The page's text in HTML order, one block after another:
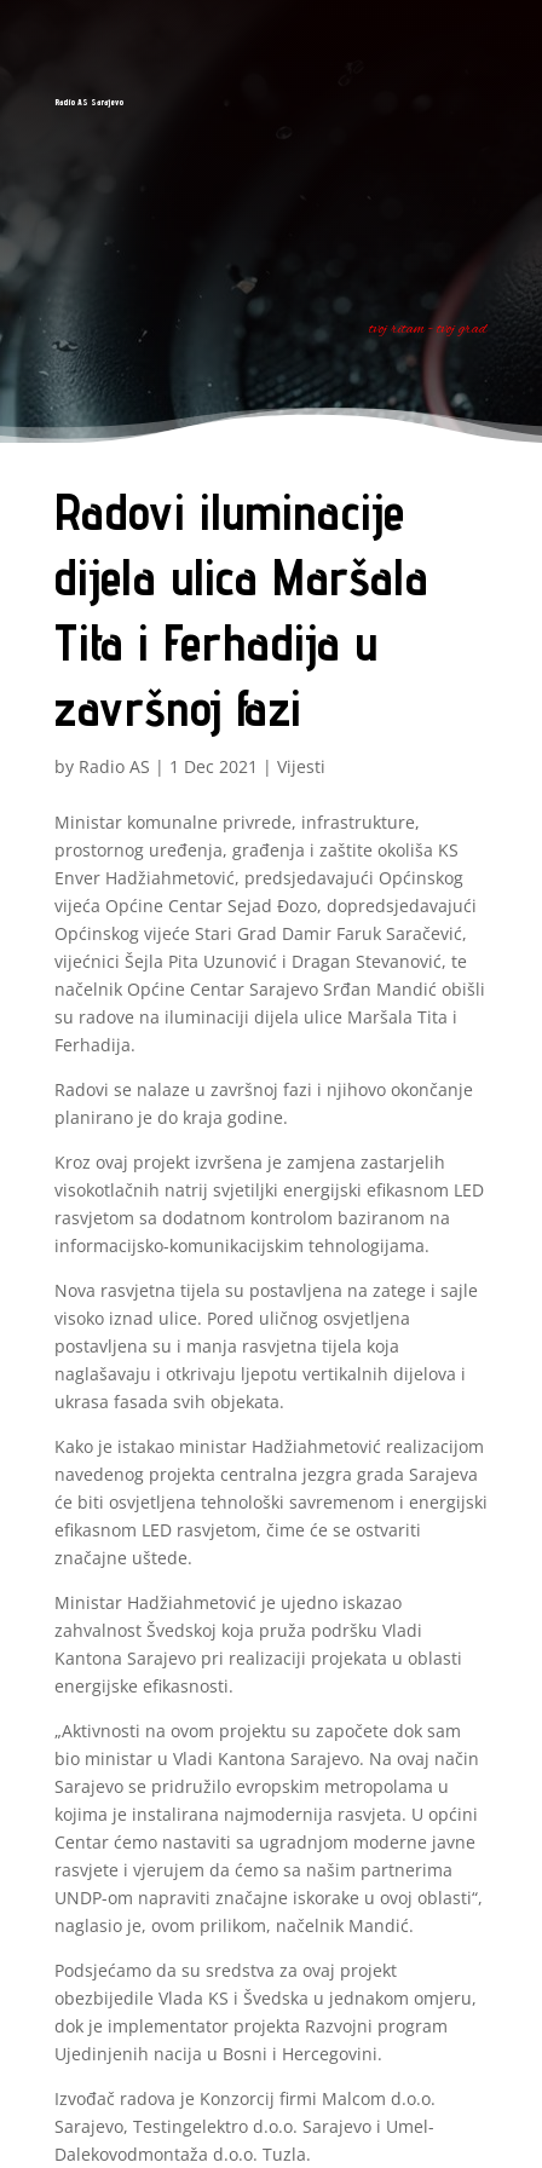
Radio AS Sarajevo
tvoj ritam - tvoj grad
Radovi iluminacije
dijela ulica Maršala
Tita i Ferhadija u
završnoj fazi
by Radio AS | 1 Dec 2021 | Vijesti
Ministar komunalne privrede, infrastrukture,
prostornog uređenja, građenja i zaštite okoliša KS
Enver Hadžiahmetović, predsjedavajući Općinskog
vijeća Općine Centar Sejad Đozo, dopredsjedavajući
Općinskog vijeće Stari Grad Damir Faruk Saračević,
vijećnici Šejla Pita Uzunović i Dragan Stevanović, te
načelnik Općine Centar Sarajevo Srđan Mandić obišli
su radove na iluminaciji dijela ulice Maršala Tita i
Ferhadija.
Radovi se nalaze u završnoj fazi i njihovo okončanje
planirano je do kraja godine.
Kroz ovaj projekt izvršena je zamjena zastarjelih
visokotlačnih natrij svjetiljki energijski efikasnom LED
rasvjetom sa dodatnom kontrolom baziranom na
informacijsko-komunikacijskim tehnologijama.
Nova rasvjetna tijela su postavljena na zatege i sajle
visoko iznad ulice. Pored uličnog osvjetljena
postavljena su i manja rasvjetna tijela koja
naglašavaju i otkrivaju ljepotu vertikalnih dijelova i
ukrasa fasada svih objekata.
Kako je istakao ministar Hadžiahmetović realizacijom
navedenog projekta centralna jezgra grada Sarajeva
će biti osvjetljena tehnološki savremenom i energijski
efikasnom LED rasvjetom, čime će se ostvariti
značajne uštede.
Ministar Hadžiahmetović je ujedno iskazao
zahvalnost Švedskoj koja pruža podršku Vladi
Kantona Sarajevo pri realizaciji projekata u oblasti
energijske efikasnosti.
„Aktivnosti na ovom projektu su započete dok sam
bio ministar u Vladi Kantona Sarajevo. Na ovaj način
Sarajevo se pridružilo evropskim metropolama u
kojima je instalirana najmodernija rasvjeta. U općini
Centar ćemo nastaviti sa ugradnjom moderne javne
rasvjete i vjerujem da ćemo sa našim partnerima
UNDP-om napraviti značajne iskorake u ovoj oblasti“,
naglasio je, ovom prilikom, načelnik Mandić.
Podsjećamo da su sredstva za ovaj projekt
obezbijedile Vlada KS i Švedska u jednakom omjeru,
dok je implementator projekta Razvojni program
Ujedinjenih nacija u Bosni i Hercegovini.
Izvođač radova je Konzorcij firmi Malcom d.o.o.
Sarajevo, Testingelektro d.o.o. Sarajevo i Umel-
Dalekovodmontaža d.o.o. Tuzla.